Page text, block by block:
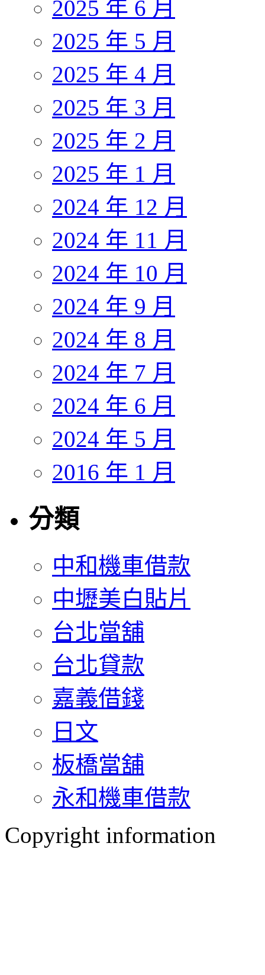
2025 年 6 月
2025 年 5 月
2025 年 4 月
2025 年 3 月
2025 年 2 月
2025 年 1 月
2024 年 12 月
2024 年 11 月
2024 年 10 月
2024 年 9 月
2024 年 8 月
2024 年 7 月
2024 年 6 月
2024 年 5 月
2016 年 1 月
分類
中和機車借款
中壢美白貼片
台北當舖
台北貸款
嘉義借錢
日文
板橋當舖
永和機車借款
Copyright information